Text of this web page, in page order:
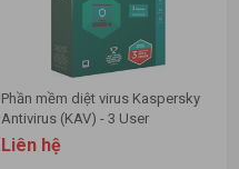
Phần mềm diệt virus Kaspersky
Antivirus (KAV) - 3 User
Liên hệ